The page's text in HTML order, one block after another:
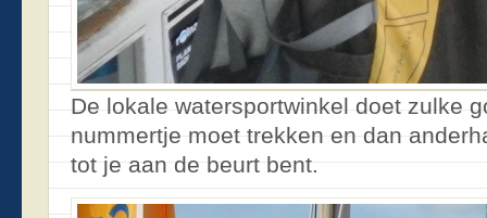
De lokale watersportwinkel doet zulke
nummertje moet trekken en dan
tot je aan de beurt bent.